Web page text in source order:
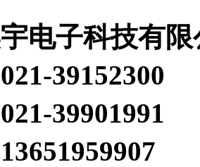
电子科技有限
39152300
39901991